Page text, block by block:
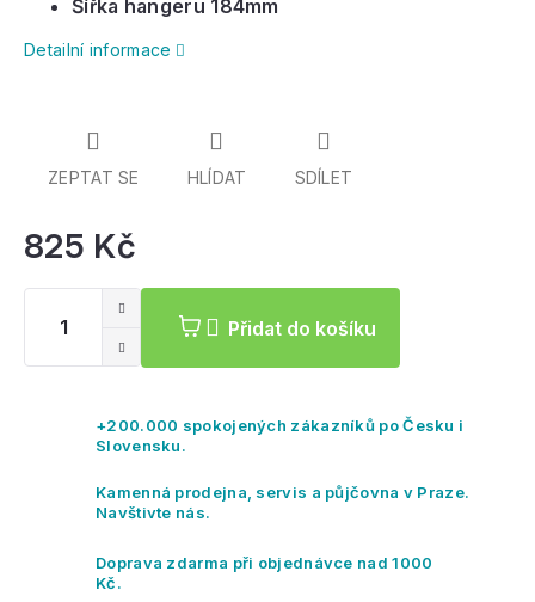
825 Kč
Přidat do košíku
Šířka hangeru 184mm
Detailní informace
ZEPTAT SE HLÍDAT SDÍLET
+200.000 spokojených zákazníků po Česku i
Slovensku.
Kamenná prodejna, servis a půjčovna v Praze.
Navštivte nás.
Doprava zdarma při objednávce nad 1000
Kč.